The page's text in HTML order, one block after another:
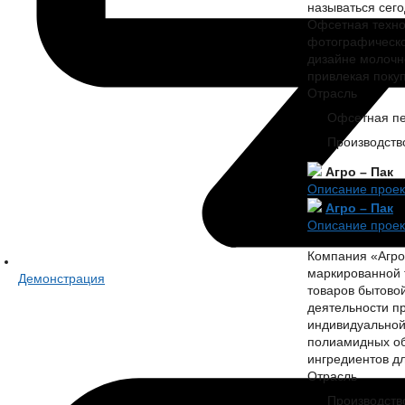
Демонстрация
называться
Офсетная
дизайне
привлекая
Отрасль
Офсетная
Агро – Пак
Описание
Агро – Пак
Описание
Компания
маркированной
товаров
деятельности
полиамидных
ингредиентов
Отрасль